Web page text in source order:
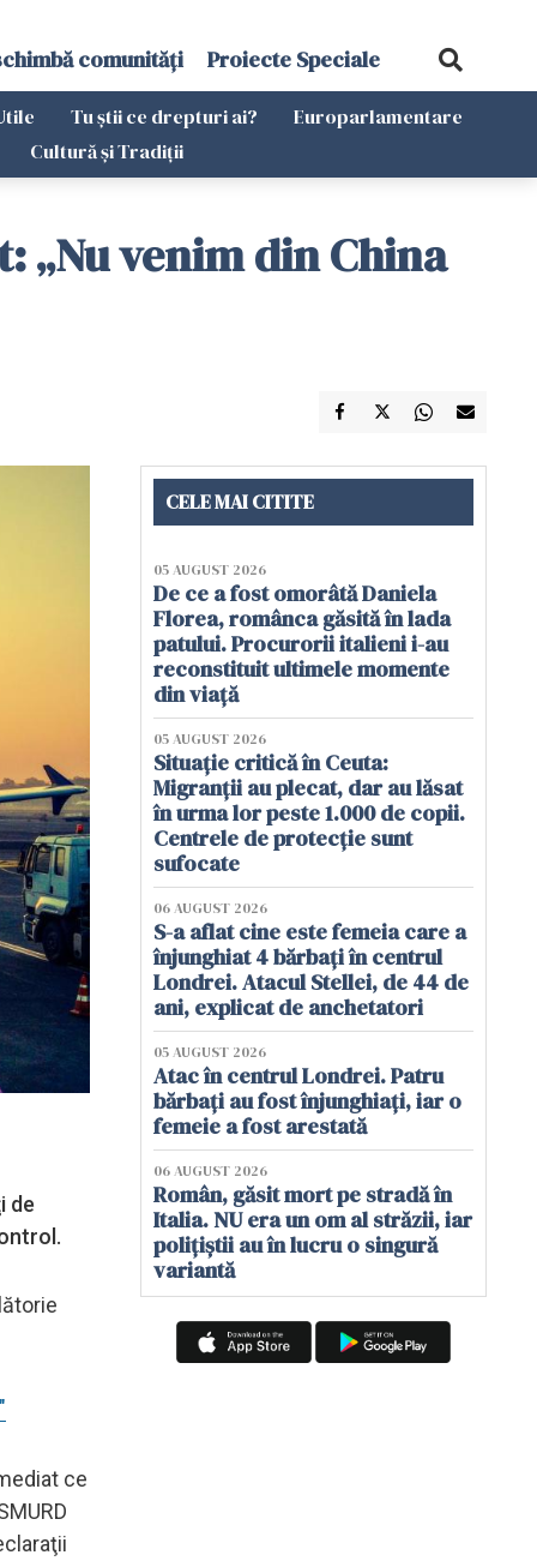
comunități Proiecte Speciale
Tu știi ce drepturi ai?
Europarlamentare
Cultură și Tradiții
„Nu venim din China
de
ce
CELE MAI CITITE
05 AUGUST 2026
De ce a fost omorâtă Daniela
Florea, românca găsită în lada
patului. Procurorii italieni i-au
reconstituit ultimele momente
din viață
05 AUGUST 2026
Situație critică în Ceuta:
Migranții au plecat, dar au lăsat
în urma lor peste 1.000 de copii.
Centrele de protecție sunt
sufocate
06 AUGUST 2026
S-a aflat cine este femeia care a
înjunghiat 4 bărbați în centrul
Londrei. Atacul Stellei, de 44 de
ani, explicat de anchetatori
05 AUGUST 2026
Atac în centrul Londrei. Patru
bărbați au fost înjunghiați, iar o
femeie a fost arestată
06 AUGUST 2026
Român, găsit mort pe stradă în
Italia. NU era un om al străzii, iar
polițiștii au în lucru o singură
variantă